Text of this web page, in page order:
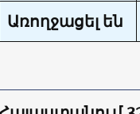
Առողջացել են